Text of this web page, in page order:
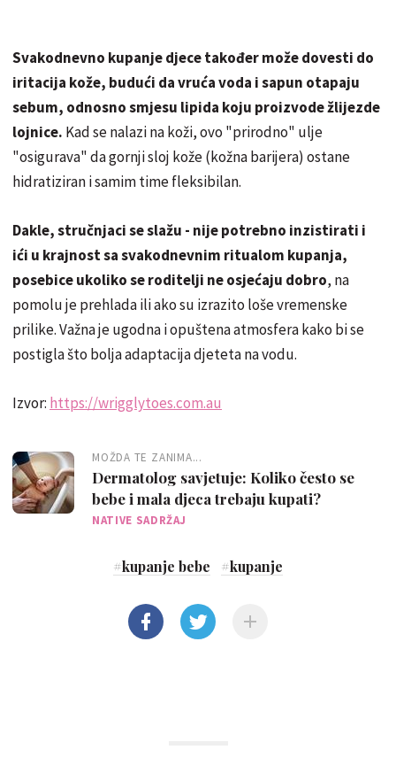
Svakodnevno kupanje djece također može dovesti do
iritacija kože, budući da vruća voda i sapun otapaju
sebum, odnosno smjesu lipida koju proizvode žlijezde
lojnice. Kad se nalazi na koži, ovo "prirodno" ulje
"osigurava" da gornji sloj kože (kožna barijera) ostane
hidratiziran i samim time fleksibilan.
Dakle, stručnjaci se slažu - nije potrebno inzistirati i
ići u krajnost sa svakodnevnim ritualom kupanja,
posebice ukoliko se roditelji ne osjećaju dobro, na
pomolu je prehlada ili ako su izrazito loše vremenske
prilike. Važna je ugodna i opuštena atmosfera kako bi se
postigla što bolja adaptacija djeteta na vodu.
Izvor: https://wrigglytoes.com.au
MOŽDA TE ZANIMA...
Dermatolog savjetuje: Koliko često se
bebe i mala djeca trebaju kupati?
NATIVE SADRŽAJ
#kupanje bebe #kupanje